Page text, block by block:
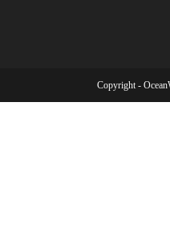
Copyright -